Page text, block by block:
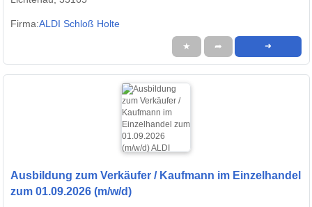
Firma:ALDI Schloß Holte
★ ➦ ➜
Ausbildung zum Verkäufer / Kaufmann im Einzelhandel
zum 01.09.2026 (m/w/d)